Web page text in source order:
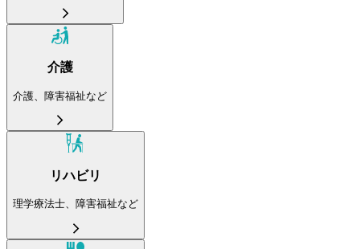
介護
介護、障害福祉など
リハビリ
理学療法士、障害福祉など